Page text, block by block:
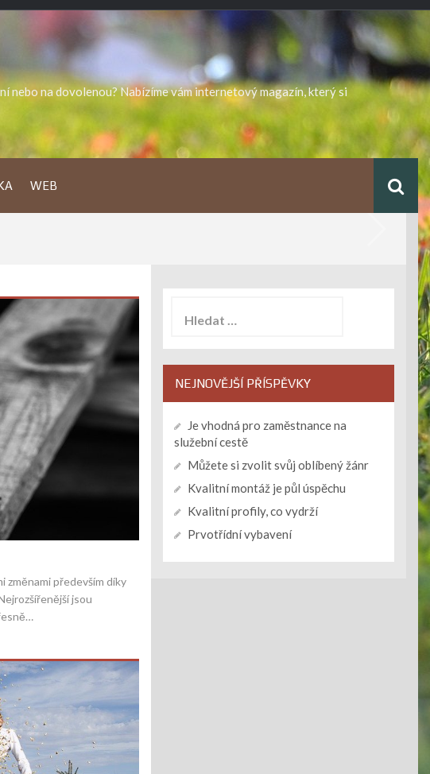
nebo na dovolenou? Nabízíme vám internetový magazín, který si
WEB
změnami především díky
jsou
NEJNOVĚJŠÍ PŘÍSPĚVKY
Je vhodná pro zaměstnance na
služební cestě
Můžete si zvolit svůj oblíbený žánr
Kvalitní montáž je půl úspěchu
Kvalitní profily, co vydrží
Prvotřídní vybavení